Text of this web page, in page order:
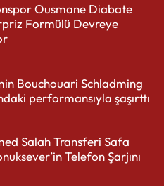
Ousmane Diabate
Formülü Devreye
Bouchouari Schladming
performansıyla şaşırttı
Salah Transferi Safa
Telefon Şarjını